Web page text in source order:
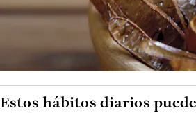
Estos hábitos diarios